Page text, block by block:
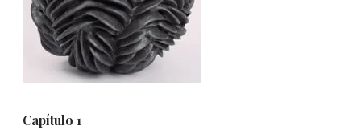
​Capítulo 1